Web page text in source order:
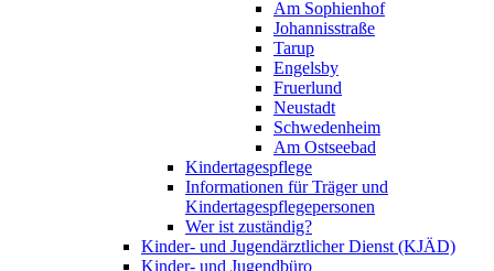
Am Sophienhof
Johannisstraße
Tarup
Engelsby
Fruerlund
Neustadt
Schwedenheim
Am Ostseebad
Kindertagespflege
Informationen für Träger und
Kindertagespflegepersonen
Wer ist zuständig?
Kinder- und Jugendärztlicher Dienst (KJÄD)
Kinder- und Jugendbüro